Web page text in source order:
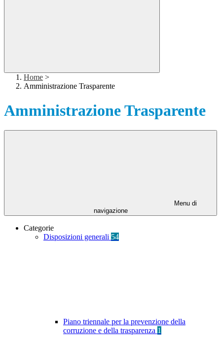
Home >
Amministrazione Trasparente
Amministrazione Trasparente
Menu di
navigazione
Categorie
Disposizioni generali 54
Piano triennale per la prevenzione della
corruzione e della trasparenza 1